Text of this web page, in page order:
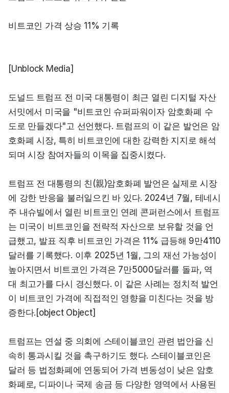
비트코인 가격 상승 11% 기록
[Unblock Media]
도널드 트럼프 전 미국 대통령이 최근 열린 디지털 자산
서밋에서 미국을 "비트코인 슈퍼파워이자 암호화폐 수
도로 만들겠다"고 선언했다. 트럼프의 이 같은 발언은 암
호화폐 시장, 특히 비트코인에 대한 강력한 지지로 해석
되며 시장 참여자들의 이목을 집중시켰다.
트럼프 전 대통령의 친(親)암호화폐 발언은 실제로 시장
에 강한 반응을 불러일으킨 바 있다. 2024년 7월, 테네시
주 내슈빌에서 열린 비트코인 연례 콘퍼런스에서 트럼프
는 미국이 비트코인을 전략적 자산으로 보유할 것을 언
급했고, 발표 직후 비트코인 가격은 11% 급등해 9만4110
달러를 기록했다. 이후 2025년 1월, 그의 재선 가능성이
높아지면서 비트코인 가격은 7만5000달러를 돌파, 역
대 최고가를 다시 경신했다. 이 같은 사례는 정치적 발언
이 비트코인 가격에 직접적인 영향을 미친다는 것을 방
증한다.[object Object]
트럼프는 연설 중 의회에 스테이블코인 관련 법안을 신
속히 통과시킬 것을 촉구하기도 했다. 스테이블코인은
달러 등 법정화폐에 연동되어 가격 변동성이 낮은 암호
화폐로, 디파이나 국제 송금 등 다양한 영역에서 사용된